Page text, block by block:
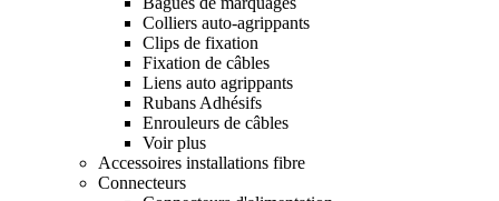
Colliers auto-agrippants
Clips de fixation
Fixation de câbles
Liens auto agrippants
Rubans Adhésifs
Enrouleurs de câbles
Voir plus
Accessoires installations fibre
Connecteurs